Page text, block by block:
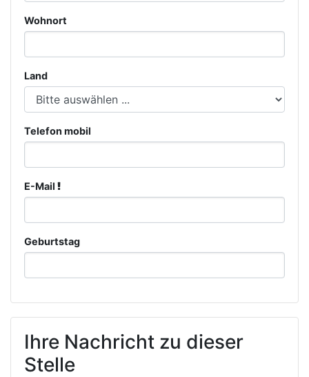
Wohnort
Land
Telefon mobil
E-Mail
Geburtstag
Ihre Nachricht zu dieser
Stelle